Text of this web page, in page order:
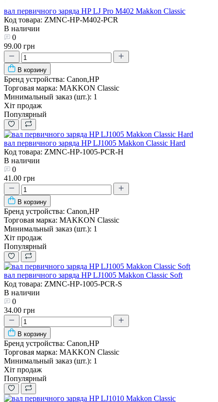
вал первичного заряда HP LJ Pro M402 Makkon Classic
Код товара: ZMNC-HP-M402-PCR
В наличии
0
99.00 грн
В корзину
Бренд устройства: Canon,HP
Торговая марка: MAKKON Classic
Минимальный заказ (шт.): 1
Хіт продаж
Популярный
вал первичного заряда HP LJ1005 Makkon Classic Hard
Код товара: ZMNC-HP-1005-PCR-H
В наличии
0
41.00 грн
В корзину
Бренд устройства: Canon,HP
Торговая марка: MAKKON Classic
Минимальный заказ (шт.): 1
Хіт продаж
Популярный
вал первичного заряда HP LJ1005 Makkon Classic Soft
Код товара: ZMNC-HP-1005-PCR-S
В наличии
0
34.00 грн
В корзину
Бренд устройства: Canon,HP
Торговая марка: MAKKON Classic
Минимальный заказ (шт.): 1
Хіт продаж
Популярный